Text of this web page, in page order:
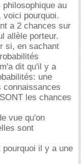
au
voici pourquoi.
a 2 chances sur
allèle porteur.
si, en sachant
dit qu'il y a
une
connaissances
les chances
vue qu'on
sont
il y a une